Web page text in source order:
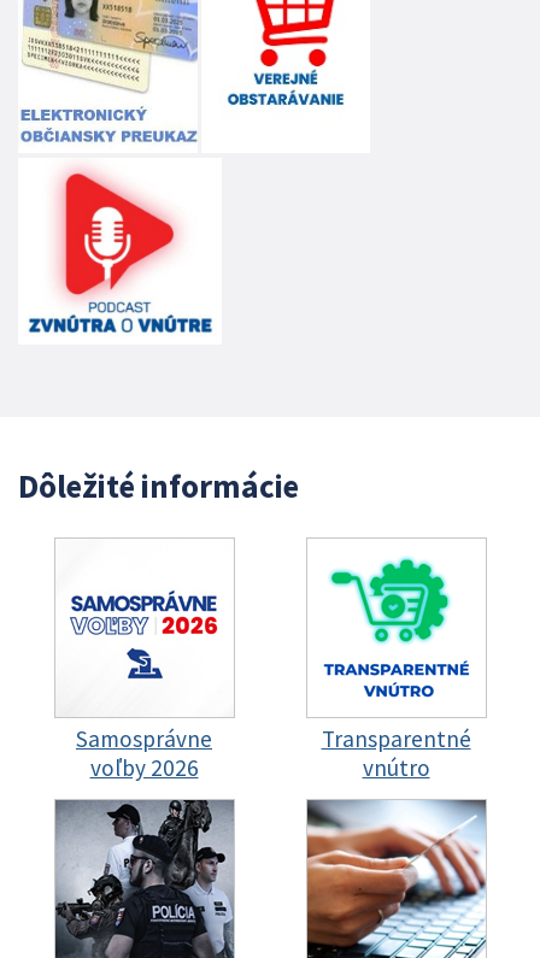
Dôležité informácie
Samosprávne
voľby 2026
Transparentné
vnútro